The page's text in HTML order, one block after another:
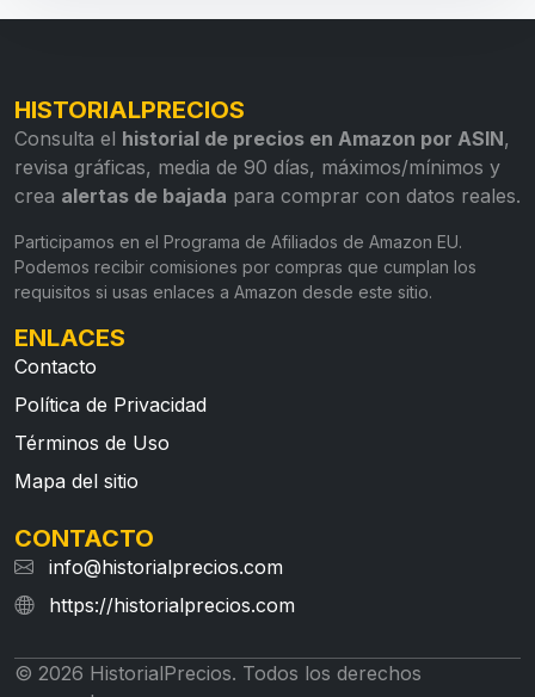
HISTORIALPRECIOS
Consulta el historial de precios en Amazon por ASIN,
revisa gráficas, media de 90 días, máximos/mínimos y
crea alertas de bajada para comprar con datos reales.
Participamos en el Programa de Afiliados de Amazon EU.
Podemos recibir comisiones por compras que cumplan los
requisitos si usas enlaces a Amazon desde este sitio.
ENLACES
Contacto
Política de Privacidad
Términos de Uso
Mapa del sitio
CONTACTO
info@historialprecios.com
https://historialprecios.com
© 2026 HistorialPrecios. Todos los derechos